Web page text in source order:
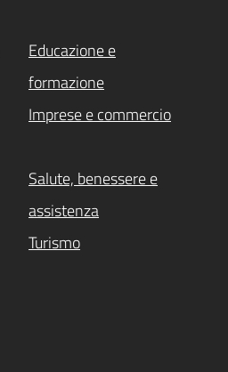
Educazione e
formazione
Imprese e commercio
Salute, benessere e
assistenza
Turismo